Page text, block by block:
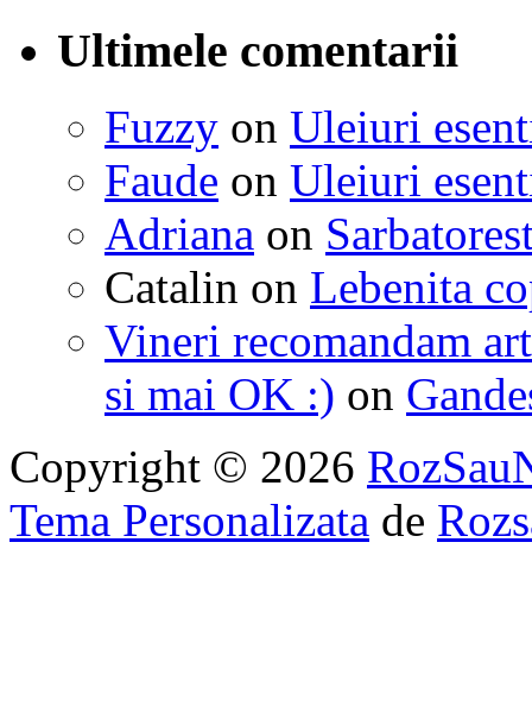
Ultimele comentarii
Fuzzy on Uleiuri
Faude on Uleiuri
Adriana on
Catalin on Lebenita
Vineri recomandam
si mai OK :) on
Copyright © 2026
Tema Personalizata de